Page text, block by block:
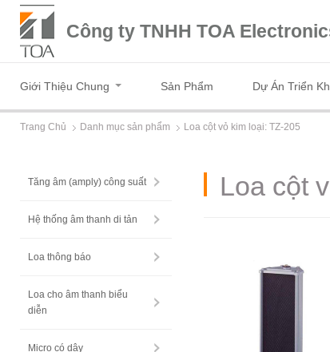
Công ty TNHH TOA
Giới Thiệu Chung Sản Phẩm Dự Án Triển
Trang Chủ Danh mục sản phẩm Loa cột vỏ kim loại: TZ-205
Loa cột
Tăng âm (amply) công suất
Hệ thống âm thanh di tản
Loa thông báo
Loa cho âm thanh biểu
diễn
Micro có dây